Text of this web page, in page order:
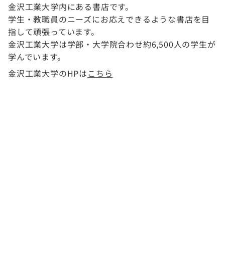
金沢工業大学内にある書店です。
学生・教職員のニーズにお応えできるような書店を目
指して頑張っています。
金沢工業大学は学部・大学院合わせ約6,500人の学生が
学んでいます。
金沢工業大学のHPはこちら